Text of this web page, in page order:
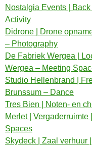
Nostalgia Events |
Activity
Didrone | Drone
– Photography
De Fabriek Wergea |
Wergea – Meeting
Studio Hellenbrand |
Brunssum – Dance
Tres Bien | Noten- en
Merlet |
Spaces
Skydeck | Zaal verhuur